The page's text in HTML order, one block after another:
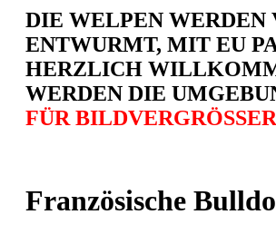
DIE WELPEN WERDEN
ENTWURMT, MIT EU
HERZLICH
WERDEN DIE
FÜR
Französische